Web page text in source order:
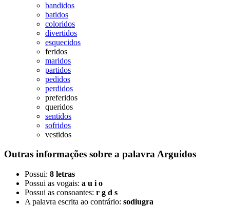
bandidos
batidos
coloridos
divertidos
esquecidos
feridos
maridos
partidos
pedidos
perdidos
preferidos
queridos
sentidos
sofridos
vestidos
Outras informações sobre a palavraArguidos
Possui: 8 letras
Possui as vogais: a u i o
Possui as consoantes: r g d s
A palavra escrita ao contrário: sodiugra